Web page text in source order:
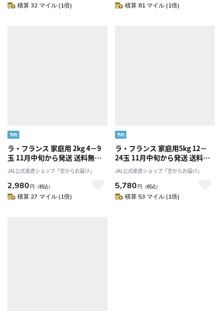
積算 32 マイル (1倍) 積算 81 マイル (1倍)
ラ・フランス 家庭用 2kg 4－9
玉 11月中旬から発送 送料無料
「アンスリーファーム」
JAL公式産直ショップ「空からお届け」
2,980 円 （税込）
積算 27 マイル (1倍)
ラ・フランス 家庭用5kg 12－
24玉 11月中旬から発送 送料無
料「アンスリーファーム」
JAL公式産直ショップ「空からお届け」
5,780 円 （税込）
積算 53 マイル (1倍)